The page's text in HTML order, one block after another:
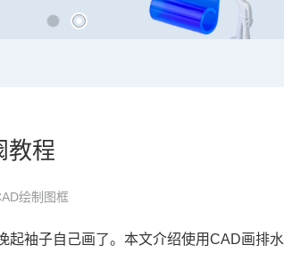
教程
绘制图框
起袖子自己画了。本文介绍使用CAD画排水